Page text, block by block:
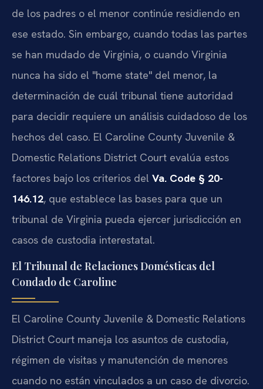
de los padres o el menor continúe residiendo en
ese estado. Sin embargo, cuando todas las partes
se han mudado de Virginia, o cuando Virginia
nunca ha sido el "home state" del menor, la
determinación de cuál tribunal tiene autoridad
para decidir requiere un análisis cuidadoso de los
hechos del caso. El Caroline County Juvenile &
Domestic Relations District Court evalúa estos
factores bajo los criterios del Va. Code § 20-
146.12, que establece las bases para que un
tribunal de Virginia pueda ejercer jurisdicción en
casos de custodia interestatal.
El Tribunal de Relaciones Domésticas del
Condado de Caroline
El Caroline County Juvenile & Domestic Relations
District Court maneja los asuntos de custodia,
régimen de visitas y manutención de menores
cuando no están vinculados a un caso de divorcio.